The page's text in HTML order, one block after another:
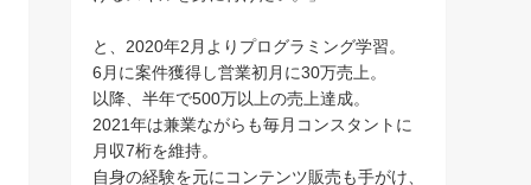
と、2020年2月よりプログラミング学習。
6月に案件獲得し営業初月に30万売上。
以降、半年で500万以上の売上達成。
2021年は兼業ながらも毎月コンスタントに
月収7桁を維持。
自身の経験を元にコンテンツ販売も手がけ、